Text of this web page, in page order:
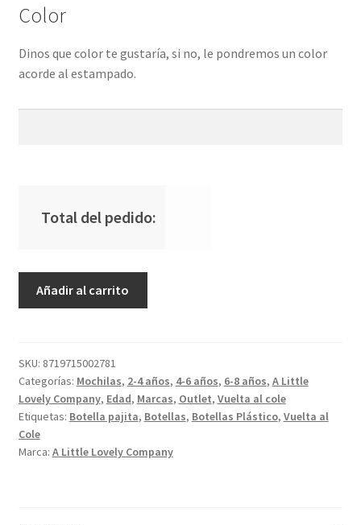
Color
Dinos que color te gustaría, si no, le pondremos un color
acorde al estampado.
Total del pedido:
Añadir al carrito
SKU: 8719715002781
Categorías: Mochilas, 2-4 años, 4-6 años, 6-8 años, A Little
Lovely Company, Edad, Marcas, Outlet, Vuelta al cole
Etiquetas: Botella pajita, Botellas, Botellas Plástico, Vuelta al
Cole
Marca: A Little Lovely Company